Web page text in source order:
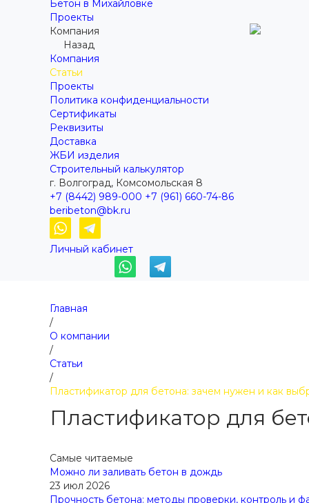
Бетон в Михайловке
Проекты
Компания
Назад
Компания
Статьи
Проекты
Политика конфиденциальности
Сертификаты
Реквизиты
Доставка
ЖБИ изделия
Строительный калькулятор
г. Волгоград, Комсомольская 8
+7 (8442) 989-000 +7 (961) 660-74-86
beribeton@bk.ru
Личный кабинет
Главная
/
О компании
/
Статьи
/
Пластификатор для бетона: зачем нужен и как
Пластификатор для
Самые читаемые
Можно ли заливать бетон в дождь
23 июл 2026
Прочность бетона: методы проверки, контроль и